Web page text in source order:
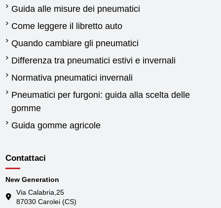
Guida alle misure dei pneumatici
Come leggere il libretto auto
Quando cambiare gli pneumatici
Differenza tra pneumatici estivi e invernali
Normativa pneumatici invernali
Pneumatici per furgoni: guida alla scelta delle
gomme
Guida gomme agricole
Contattaci
New Generation
Via Calabria,25
87030 Carolei (CS)